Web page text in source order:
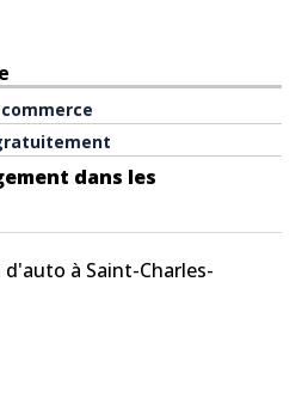
dans les
à Saint-Charles-